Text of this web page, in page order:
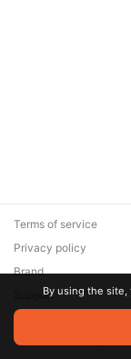
© 2026 Zaya
are the property of
Terms of service
Privacy policy
Brand
SupportBy using the